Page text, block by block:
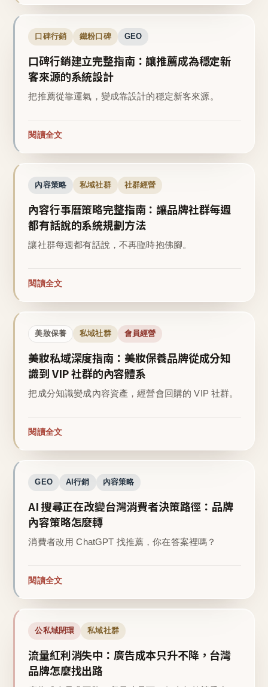
口碑行銷 鐵粉口碑 GEO
口碑行銷建立完整指南：讓推薦成為穩定新
客來源的系統設計
把推薦從靠運氣，變成靠設計的穩定新客來源。
閱讀全文
內容策略 私域社群 社群經營
內容行事曆策略完整指南：讓品牌社群每週
都有話說的系統規劃方法
讓社群每週都有話說，不再臨時抱佛腳。
閱讀全文
美妝保養 私域社群 會員經營
美妝私域深度指南：美妝保養品牌從成分知
識到 VIP 社群的內容體系
把成分知識變成內容資產，經營會回購的 VIP 社群。
閱讀全文
GEO AI行銷 內容策略
AI 搜尋正在改變台灣消費者決策路徑：品牌
內容策略怎麼轉
消費者改用 ChatGPT 找推薦，你在答案裡嗎？
閱讀全文
公私域閉環 私域社群
流量紅利消失中：廣告成本只升不降，台灣
品牌怎麼找出路